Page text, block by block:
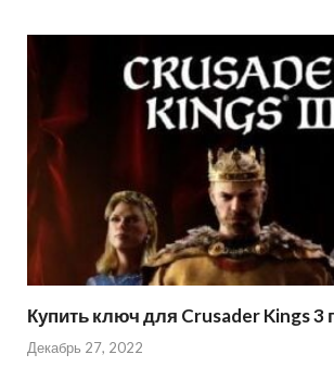
Купить ключ для Crusader Kings 3
Декабрь 27, 2022